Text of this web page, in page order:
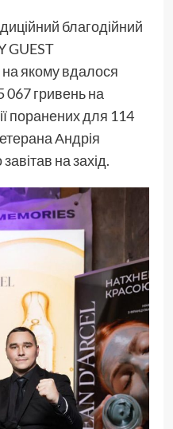
благодійний
GUEST
якому вдалося
067 гривень на
поранених для 114
Андрія
на захід.